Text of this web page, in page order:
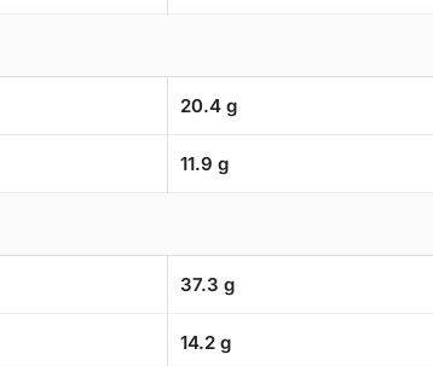
20.4 g
11.9 g
37.3 g
14.2 g